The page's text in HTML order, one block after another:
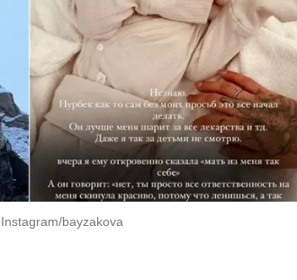
bayzakova